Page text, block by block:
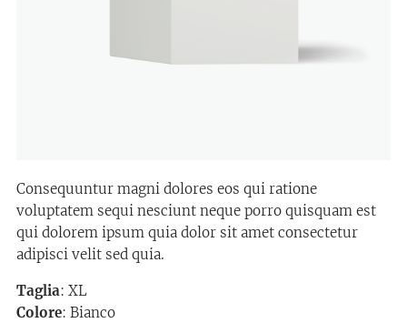
Consequuntur magni dolores eos qui ratione
voluptatem sequi nesciunt neque porro quisquam est
qui dolorem ipsum quia dolor sit amet consectetur
adipisci velit sed quia.
Taglia: XL
Colore: Bianco